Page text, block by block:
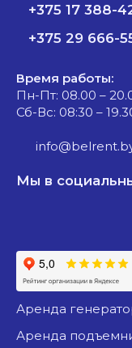
+375 17 388-
+375 29 666-
Время работы:
Пн-Пт: 08.00 –
Сб-Вс: 08:30 –
Мы в
аренда
аренда